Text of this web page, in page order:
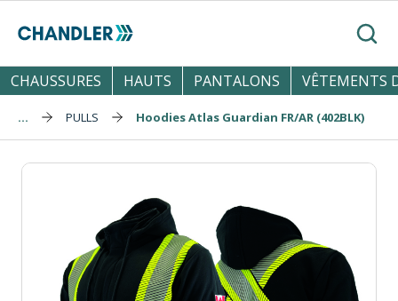
Skip to main content
CHAUSSURES
HAUTS PANTALONS VÊTEMENTS
... PULLS Hoodies Atlas Guardian FR/AR (402BLK)